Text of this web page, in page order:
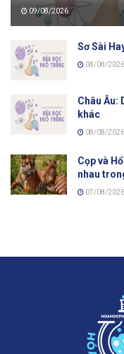
09/08/2026
Sơ Sài
08/08/2026
Châu Âu:
khác
08/08/2026
Cọp và
nhau
07/08/2026